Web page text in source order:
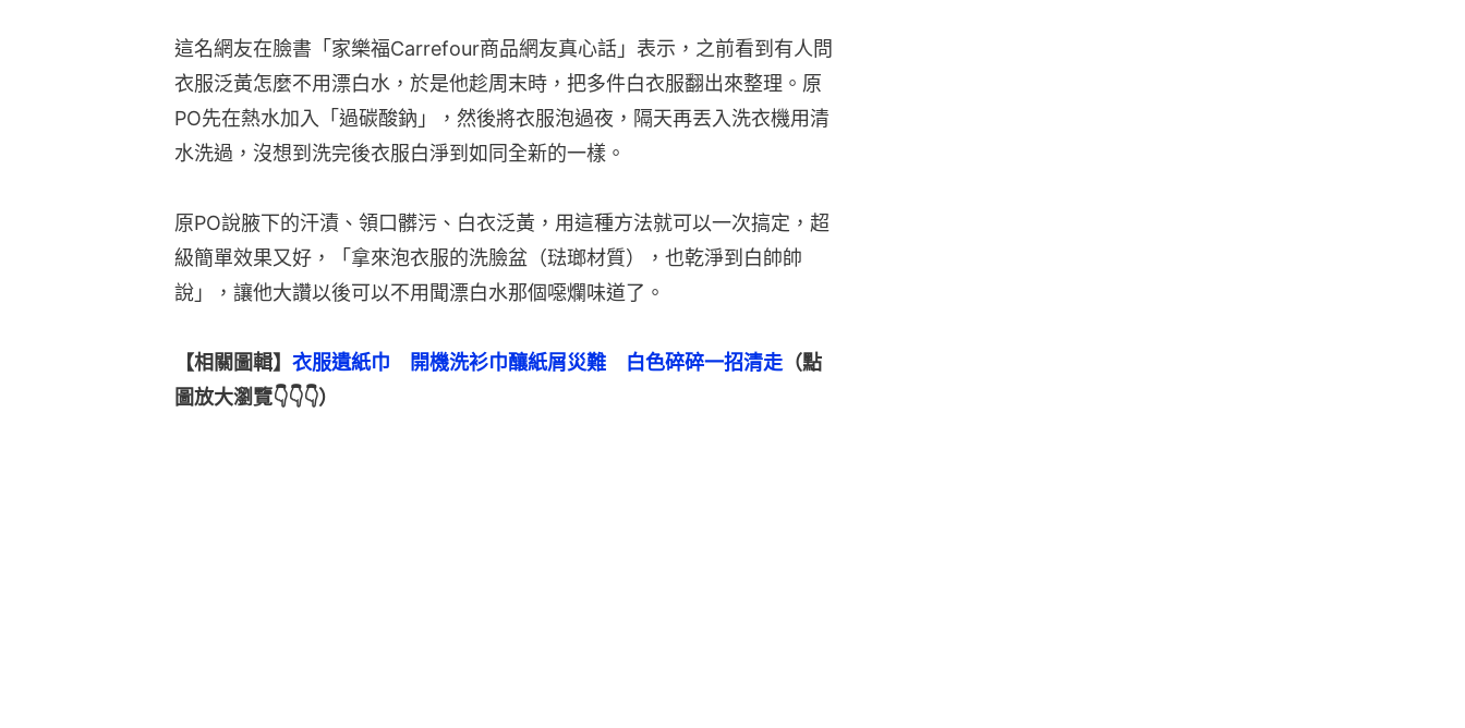
這名網友在臉書「家樂福Carrefour商品網友真心話」表示，之前看到有人問
衣服泛黃怎麼不用漂白水，於是他趁周末時，把多件白衣服翻出來整理。原
PO先在熱水加入「過碳酸鈉」，然後將衣服泡過夜，隔天再丟入洗衣機用清
水洗過，沒想到洗完後衣服白淨到如同全新的一樣。
原PO說腋下的汗漬、領口髒污、白衣泛黃，用這種方法就可以一次搞定，超
級簡單效果又好，「拿來泡衣服的洗臉盆（琺瑯材質），也乾淨到白帥帥
說」，讓他大讚以後可以不用聞漂白水那個噁爛味道了。
【相關圖輯】 衣服遺紙巾　開機洗衫巾釀紙屑災難　白色碎碎一招清走 （點
圖放大瀏覽👇👇👇）